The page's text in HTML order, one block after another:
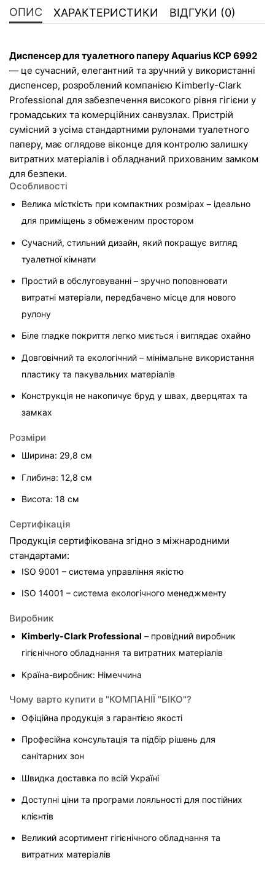
ОПИС ХАРАКТЕРИСТИКИ ВІДГУКИ (0)
Диспенсер для туалетного паперу Aquarius KCP 6992
— це сучасний, елегантний та зручний у використанні
диспенсер, розроблений компанією Kimberly-Clark
Professional для забезпечення високого рівня гігієни у
громадських та комерційних санвузлах. Пристрій
сумісний з усіма стандартними рулонами туалетного
паперу, має оглядове віконце для контролю залишку
витратних матеріалів і обладнаний прихованим замком
для безпеки.
Особливості
Велика місткість при компактних розмірах – ідеально
для приміщень з обмеженим простором
Сучасний, стильний дизайн, який покращує вигляд
туалетної кімнати
Простий в обслуговуванні – зручно поповнювати
витратні матеріали, передбачено місце для нового
рулону
Біле гладке покриття легко миється і виглядає охайно
Довговічний та екологічний – мінімальне використання
пластику та пакувальних матеріалів
Конструкція не накопичує бруд у швах, дверцятах та
замках
Розміри
Ширина: 29,8 см
Глибина: 12,8 см
Висота: 18 см
Сертифікація
Продукція сертифікована згідно з міжнародними
стандартами:
ISO 9001 – система управління якістю
ISO 14001 – система екологічного менеджменту
Виробник
Kimberly-Clark Professional – провідний виробник
гігієнічного обладнання та витратних матеріалів
Країна-виробник: Німеччина
Чому варто купити в "КОМПАНІЇ "БІКО"?
Офіційна продукція з гарантією якості
Професійна консультація та підбір рішень для
санітарних зон
Швидка доставка по всій Україні
Доступні ціни та програми лояльності для постійних
клієнтів
Великий асортимент гігієнічного обладнання та
витратних матеріалів